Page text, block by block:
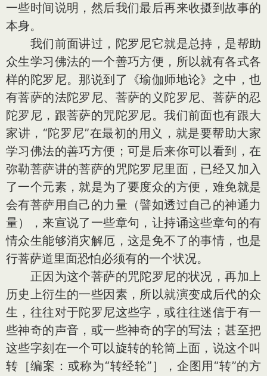
一些时间说明，然后我们最后再来收摄到故事的
本身。
我们前面讲过，陀罗尼它就是总持，是帮助
众生学习佛法的一个善巧方便，所以就有各式各
样的陀罗尼。那说到了《瑜伽师地论》之中，也
有菩萨的法陀罗尼、菩萨的义陀罗尼、菩萨的忍
陀罗尼，跟菩萨的咒陀罗尼。我们前面也有跟大
家讲，“陀罗尼”在最初的用义，就是要帮助大家
学习佛法的善巧方便；可是后来你可以看到，在
弥勒菩萨讲的菩萨的咒陀罗尼里面，已经又加入
了一个元素，就是为了要度众的方便，难免就是
会有菩萨用自己的力量（譬如透过自己的神通力
量），来宣说了一些章句，让持诵这些章句的有
情众生能够消灾解厄，这是免不了的事情，也是
行菩萨道里面恐怕必须有的一个状况。
正因为这个菩萨的咒陀罗尼的状况，再加上
历史上衍生的一些因素，所以就演变成后代的众
生，往往对于陀罗尼这些字，或往往迷信于有一
些神奇的声音，或一些神奇的字的写法；甚至把
这些字刻在一个可以旋转的轮筒上面，说这个叫
转［编案：或称为“转经轮”］，企图用“转”的方